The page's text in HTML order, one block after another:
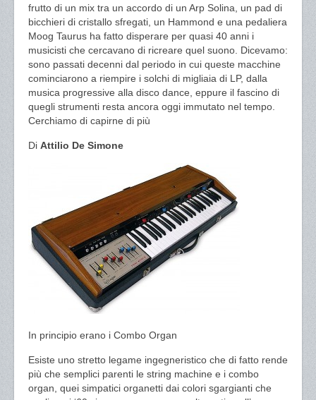
frutto di un mix tra un accordo di un Arp Solina, un pad di
bicchieri di cristallo sfregati, un Hammond e una pedaliera
Moog Taurus ha fatto disperare per quasi 40 anni i
musicisti che cercavano di ricreare quel suono. Dicevamo:
sono passati decenni dal periodo in cui queste macchine
cominciarono a riempire i solchi di migliaia di LP, dalla
musica progressive alla disco dance, eppure il fascino di
quegli strumenti resta ancora oggi immutato nel tempo.
Cerchiamo di capirne di più
Di Attilio De Simone
In principio erano i Combo Organ
Esiste uno stretto legame ingegneristico che di fatto rende
più che semplici parenti le string machine e i combo
organ, quei simpatici organetti dai colori sgargianti che